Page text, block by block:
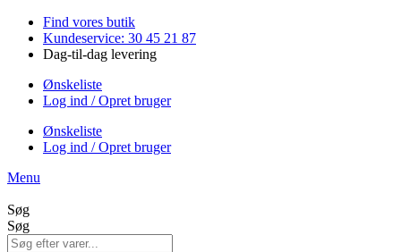
Videre
indhold
Find vores butik
Kundeservice: 30 45 21 87
Dag-til-dag levering
Ønskeliste
Log ind / Opret bruger
Ønskeliste
Log ind / Opret bruger
Menu
Søg
Søg